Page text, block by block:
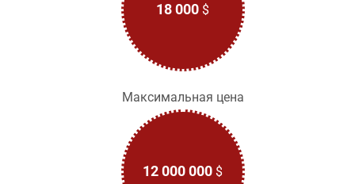
18 000 $
Максимальная цена
12 000 000 $